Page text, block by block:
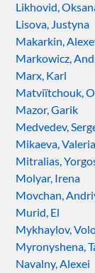
Likhovid,
Lisova, Justyna
Makarkin,
Markowicz,
Marx, Karl
Matviïtchouk,
Mazor, Garik
Medvedev,
Mikaeva, Valeria
Mitralias,
Molyar, Irena
Movchan,
Murid, El
Mykhaylov,
Myronyshena,
Navalny, Alexei